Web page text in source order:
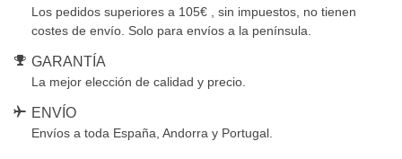
Los pedidos superiores a 105€ , sin impuestos, no tienen
costes de envío. Solo para envíos a la península.
GARANTÍA
La mejor elección de calidad y precio.
ENVÍO
Envíos a toda España, Andorra y Portugal.